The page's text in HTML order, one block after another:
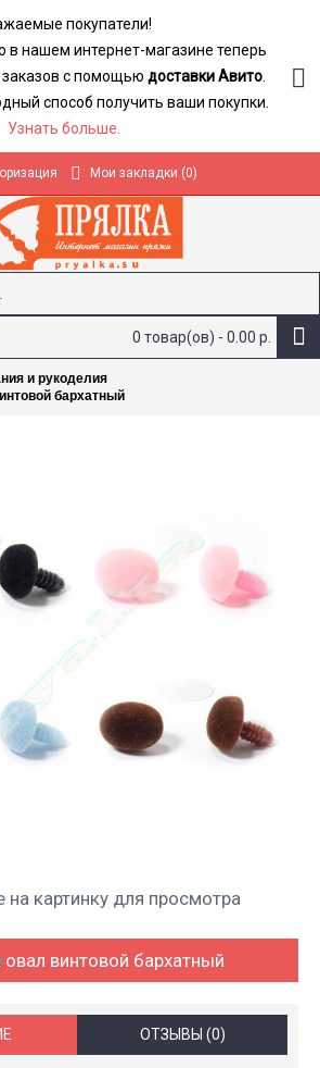
покупатели!
в нашем интернет-магазине теперь
заказов с помощью доставки Авито
способ получить ваши покупки.
Узнать больше.
Мои закладки (0)
0 товар(ов) - 0.00 р.
и рукоделия
бархатный
на картинку для просмотра
винтовой бархатный
ОТЗЫВЫ (0)